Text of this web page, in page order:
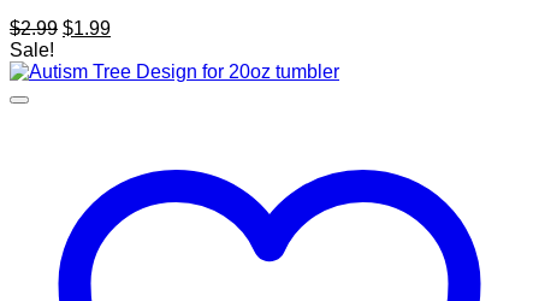
$2.99 Original
was:
$1.99Current
is:
Sale!